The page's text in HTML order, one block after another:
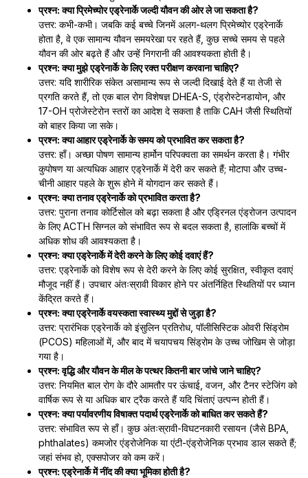
प्रश्न: क्या प्रिमेच्योर एड्रेनार्के जल्दी यौवन की ओर ले जा सकता है?
उत्तर: कभी-कभी। जबकि कई बच्चे जिनमें अलग-थलग प्रिमेच्योर एड्रेनार्के
होता है, वे एक सामान्य यौवन समयरेखा पर रहते हैं, कुछ सच्चे समय से पहले
यौवन की ओर बढ़ते हैं और उन्हें निगरानी की आवश्यकता होती है।
प्रश्न: क्या मुझे एड्रेनार्के के लिए रक्त परीक्षण करवाना चाहिए?
उत्तर: यदि शारीरिक संकेत असामान्य रूप से जल्दी दिखाई देते हैं या तेजी से
प्रगति करते हैं, तो एक बाल रोग विशेषज्ञ DHEA-S, एंड्रोस्टेनडायोन, और
17-OH प्रोजेस्टेरोन स्तरों का आदेश दे सकता है ताकि CAH जैसी स्थितियों
को बाहर किया जा सके।
प्रश्न: क्या आहार एड्रेनार्के के समय को प्रभावित कर सकता है?
उत्तर: हाँ। अच्छा पोषण सामान्य हार्मोन परिपक्वता का समर्थन करता है। गंभीर
कुपोषण या अत्यधिक आहार एड्रेनार्के में देरी कर सकते हैं; मोटापा और उच्च-
चीनी आहार पहले के शुरू होने में योगदान कर सकते हैं।
प्रश्न: क्या तनाव एड्रेनार्के को प्रभावित करता है?
उत्तर: पुराना तनाव कोर्टिसोल को बढ़ा सकता है और एड्रिनल एंड्रोजन उत्पादन
के लिए ACTH सिग्नल को संभावित रूप से बदल सकता है, हालांकि बच्चों में
अधिक शोध की आवश्यकता है।
प्रश्न: क्या एड्रेनार्के में देरी करने के लिए कोई दवाएं हैं?
उत्तर: एड्रेनार्के को विशेष रूप से देरी करने के लिए कोई सुरक्षित, स्वीकृत दवाएं
मौजूद नहीं हैं। उपचार अंतःस्रावी विकार होने पर अंतर्निहित स्थितियों पर ध्यान
केंद्रित करते हैं।
प्रश्न: क्या एड्रेनार्के वयस्कता स्वास्थ्य मुद्दों से जुड़ा है?
उत्तर: प्रारंभिक एड्रेनार्के को इंसुलिन प्रतिरोध, पॉलीसिस्टिक ओवरी सिंड्रोम
(PCOS) महिलाओं में, और बाद में चयापचय सिंड्रोम के उच्च जोखिम से जोड़ा
गया है।
प्रश्न: वृद्धि और यौवन के मील के पत्थर कितनी बार जांचे जाने चाहिए?
उत्तर: नियमित बाल रोग के दौरे आमतौर पर ऊंचाई, वजन, और टैनर स्टेजिंग को
वार्षिक रूप से या अधिक बार ट्रैक करते हैं यदि चिंताएं उत्पन्न होती हैं।
प्रश्न: क्या पर्यावरणीय विषाक्त पदार्थ एड्रेनार्के को बाधित कर सकते हैं?
उत्तर: संभावित रूप से हाँ। कुछ अंतःस्रावी-विघटनकारी रसायन (जैसे BPA,
phthalates) कमजोर एंड्रोजेनिक या एंटी-एंड्रोजेनिक प्रभाव डाल सकते हैं;
जहां संभव हो, एक्सपोजर को कम करें।
प्रश्न: एड्रेनार्के में नींद की क्या भूमिका होती है?